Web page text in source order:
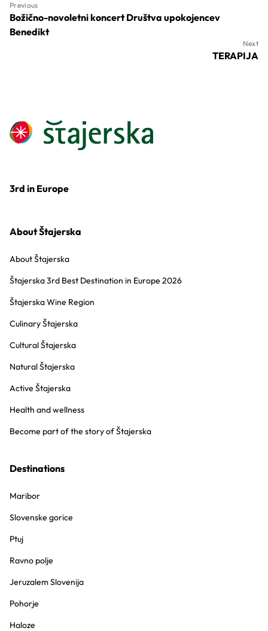
Previous
Božično-novoletni koncert Društva upokojencev
Benedikt
Next
TERAPIJA
3rd in Europe
About Štajerska
About Štajerska
Štajerska 3rd Best Destination in Europe 2026
Štajerska Wine Region
Culinary Štajerska
Cultural Štajerska
Natural Štajerska
Active Štajerska
Health and wellness
Become part of the story of Štajerska
Destinations
Maribor
Slovenske gorice
Ptuj
Ravno polje
Jeruzalem Slovenija
Pohorje
Haloze